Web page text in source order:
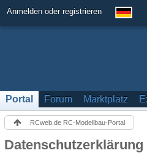
Anmelden oder registrieren
Portal Forum Marktplatz
RCweb.de RC-Modellbau-Portal
Datenschutzerklärung